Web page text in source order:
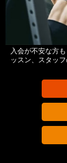
入会が不安な方
ッスン、スタッ